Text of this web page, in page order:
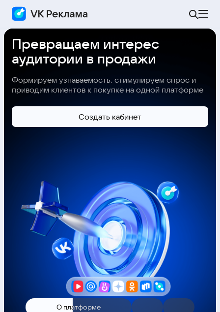
Превращаем интерес
аудитории в продажи
Формируем узнаваемость, стимулируем спрос и
приводим клиентов к покупке на одной платформе
Cоздать кабинет
О платформе